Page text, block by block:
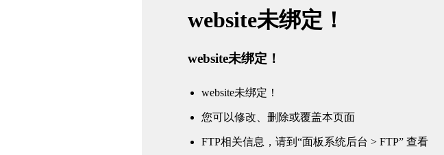
website未绑定！
website未绑定！
website未绑定！
您可以修改、删除或覆盖本页面
FTP相关信息，请到“面板系统后台 > FTP” 查看